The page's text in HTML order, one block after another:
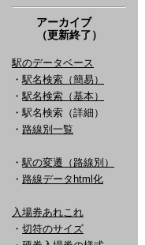
アーカイブ
（更新終了）
駅のデータベース
・ 駅名検索（簡易）
・ 駅名検索（基本）
・駅名検索（詳細）
・ 路線別一覧
・ 駅の変遷（路線別）
・ 路線データhtml化
入場券あれこれ
・ 切符のサイズ